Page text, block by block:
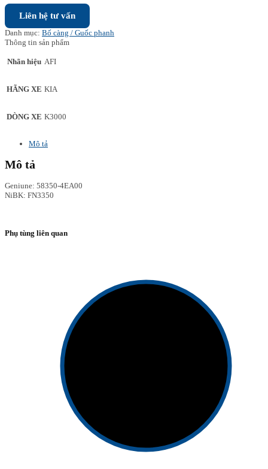
Liên hệ tư vấn
Danh mục: Bố càng / Guốc phanh
Thông tin sản phẩm
Nhãn hiệu AFI
HÃNG XE KIA
DÒNG XE K3000
Mô tả
Mô tả
Geniune: 58350-4EA00
NiBK: FN3350
Phụ tùng liên quan